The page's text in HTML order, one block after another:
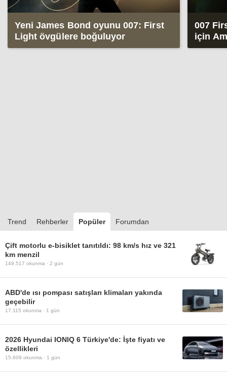
Yeni James Bond oyunu 007: First
Light övgülere boğuluyor
007
için
Trend Rehberler Popüler Forumdan
Çift motorlu e-bisiklet tanıtıldı: 98 km/s hız ve 321
km menzil
149.517 okunma · 2 gün
ABD'de ısı pompası satışları klimaları yakında
geçebilir
17.115 okunma · 1 gün
2026 Hyundai IONIQ 6 Türkiye'de: İşte fiyatı ve
özellikleri
15.609 okunma · 1 gün